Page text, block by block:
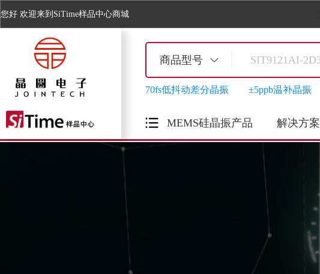
您好 欢迎来到SiTime样品中心商城
商品型号
70fs低抖动差分晶振 ±5ppb温补晶振
MEMS硅晶振产品 解决方案